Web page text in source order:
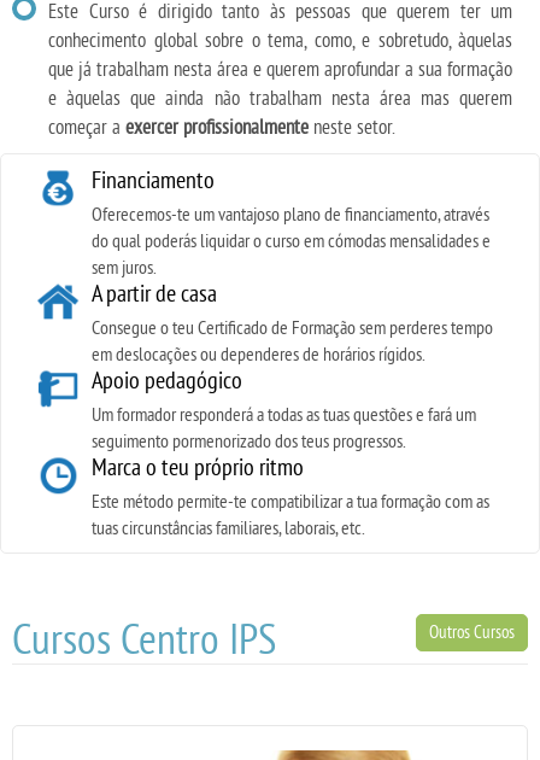
Este Curso é dirigido tanto às pessoas que querem ter um
conhecimento global sobre o tema, como, e sobretudo, àquelas
que já trabalham nesta área e querem aprofundar a sua formação
e àquelas que ainda não trabalham nesta área mas querem
começar a exercer profissionalmente neste setor.
Financiamento
Oferecemos-te um vantajoso plano de financiamento, através
do qual poderás liquidar o curso em cómodas mensalidades e
sem juros.
A partir de casa
Consegue o teu Certificado de Formação sem perderes tempo
em deslocações ou dependeres de horários rígidos.
Apoio pedagógico
Um formador responderá a todas as tuas questões e fará um
seguimento pormenorizado dos teus progressos.
Marca o teu próprio ritmo
Este método permite-te compatibilizar a tua formação com as
tuas circunstâncias familiares, laborais, etc.
Cursos Centro IPS Outros Cursos